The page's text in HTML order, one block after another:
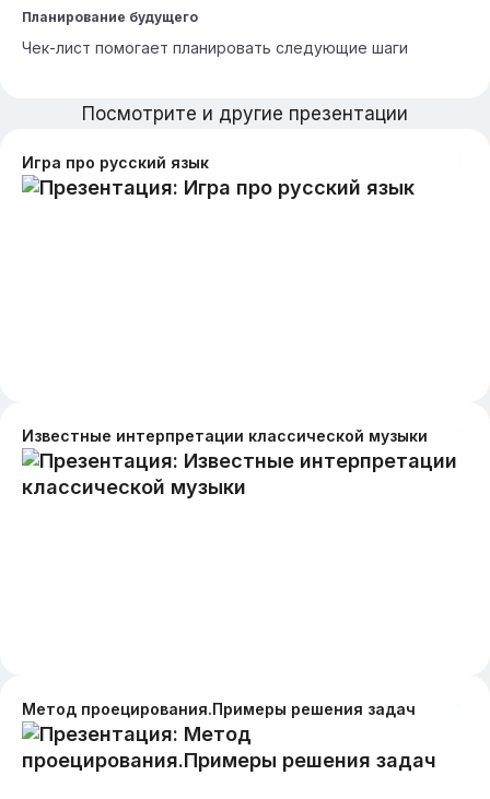
Планирование будущего
Чек-лист помогает планировать следующие шаги
Посмотрите и другие презентации
Игра про русский язык
Известные интерпретации классической музыки
Метод проецирования.Примеры решения задач